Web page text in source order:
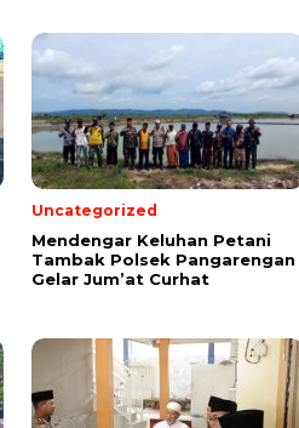
Uncategorized
Mendengar Keluhan Petani
Tambak Polsek Pangarengan
Gelar Jum’at Curhat